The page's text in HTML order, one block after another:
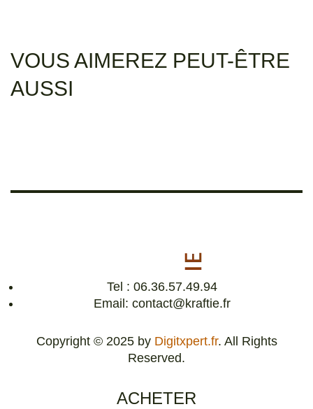
VOUS AIMEREZ PEUT-ÊTRE
AUSSI
Tel : 06.36.57.49.94
Email: contact@kraftie.fr
Copyright © 2025 by Digitxpert.fr. All Rights
Reserved.
ACHETER